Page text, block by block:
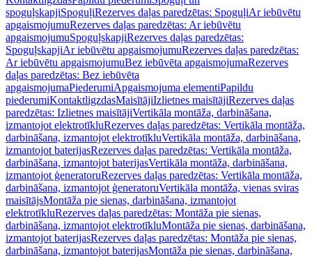
spoguļskapjiSpoguļiRezerves daļas paredzētas: SpoguļiAr iebūvētu
apgaismojumuRezerves daļas paredzētas: Ar iebūvētu
apgaismojumuSpoguļskapjiRezerves daļas paredzētas:
SpoguļskapjiAr iebūvētu apgaismojumuRezerves daļas paredzētas:
Ar iebūvētu apgaismojumuBez iebūvēta apgaismojumaRezerves
daļas paredzētas: Bez iebūvēta
apgaismojumaPiederumiApgaismojuma elementiPapildu
piederumiKontaktligzdasMaisītājiIzlietnes maisītājiRezerves daļas
paredzētas: Izlietnes maisītājiVertikāla montāža, darbināšana,
izmantojot elektrotīkluRezerves daļas paredzētas: Vertikāla montāža,
darbināšana, izmantojot elektrotīkluVertikāla montāža, darbināšana,
izmantojot baterijasRezerves daļas paredzētas: Vertikāla montāža,
darbināšana, izmantojot baterijasVertikāla montāža, darbināšana,
izmantojot ģeneratoruRezerves daļas paredzētas: Vertikāla montāža,
darbināšana, izmantojot ģeneratoruVertikāla montāža, vienas sviras
maisītājsMontāža pie sienas, darbināšana, izmantojot
elektrotīkluRezerves daļas paredzētas: Montāža pie sienas,
darbināšana, izmantojot elektrotīkluMontāža pie sienas, darbināšana,
izmantojot baterijasRezerves daļas paredzētas: Montāža pie sienas,
darbināšana, izmantojot baterijasMontāža pie sienas, darbināšana,